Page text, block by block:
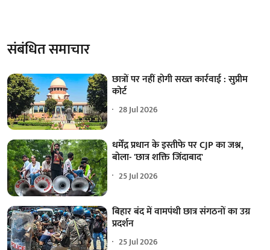
संबंधित समाचार
छात्रों पर नहीं होगी सख्त कार्रवाई : सुप्रीम
कोर्ट
28 Jul 2026
धर्मेंद्र प्रधान के इस्तीफे पर CJP का जश्न,
बोला- 'छात्र शक्ति जिंदाबाद'
25 Jul 2026
बिहार बंद में वामपंथी छात्र संगठनों का उग्र
प्रदर्शन
25 Jul 2026